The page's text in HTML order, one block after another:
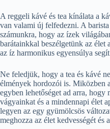
A reggeli kávé és tea kínálata a
van valami új felfedezni. A barista
számunkra, hogy az ízek
barátainkkal beszélgetünk az élet
az íz harmonikus egyensúlya
Ne feledjük, hogy a tea és kávé
élmények hordozói is. Miközben
egyben lehetőséget ad arra, hogy
vágyainkat és a mindennapi élet
legyen az egy gyümölcsös
meghozza az élet kedvességét és